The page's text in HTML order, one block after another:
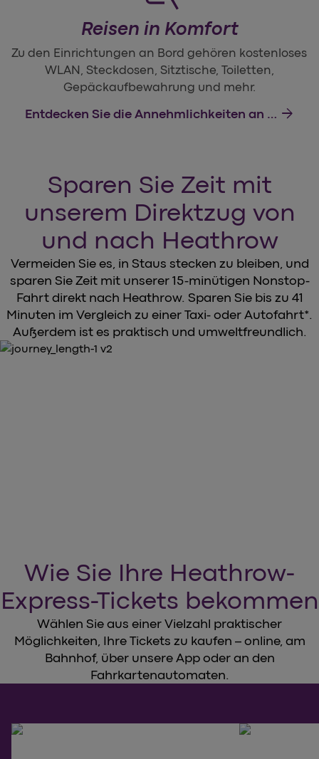
Reisen in Komfort
Zu den Einrichtungen an Bord gehören kostenloses
WLAN, Steckdosen, Sitztische, Toiletten,
Gepäckaufbewahrung und mehr.
Entdecken Sie die Annehmlichkeiten an Bord
arrow_forward
Sparen Sie Zeit mit
unserem Direktzug von
und nach Heathrow
Vermeiden Sie es, in Staus stecken zu bleiben, und
sparen Sie Zeit mit unserer 15-minütigen Nonstop-
Fahrt direkt nach Heathrow. Sparen Sie bis zu 41
Minuten im Vergleich zu einer Taxi- oder Autofahrt*.
Außerdem ist es praktisch und umweltfreundlich.
Wie Sie Ihre Heathrow-
Express-Tickets bekommen
Wählen Sie aus einer Vielzahl praktischer
Möglichkeiten, Ihre Tickets zu kaufen – online, am
Bahnhof, über unsere App oder an den
Fahrkartenautomaten.